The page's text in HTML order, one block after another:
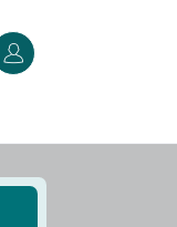
Accedi o registrati